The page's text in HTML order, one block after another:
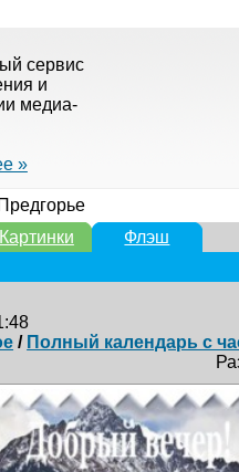
сервис
и
медиа-
»
Картинки
Флэш
/ Полный календарь с